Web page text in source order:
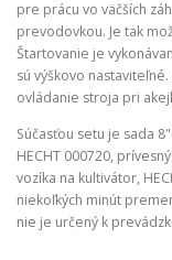
pre prácu vo väčších
prevodovkou. Je tak
Štartovanie je
sú výškovo
ovládanie stroja pri
Súčasťou setu je sada
HECHT 000720,
vozíka na kultivátor,
niekoľkých minút
nie je určený k